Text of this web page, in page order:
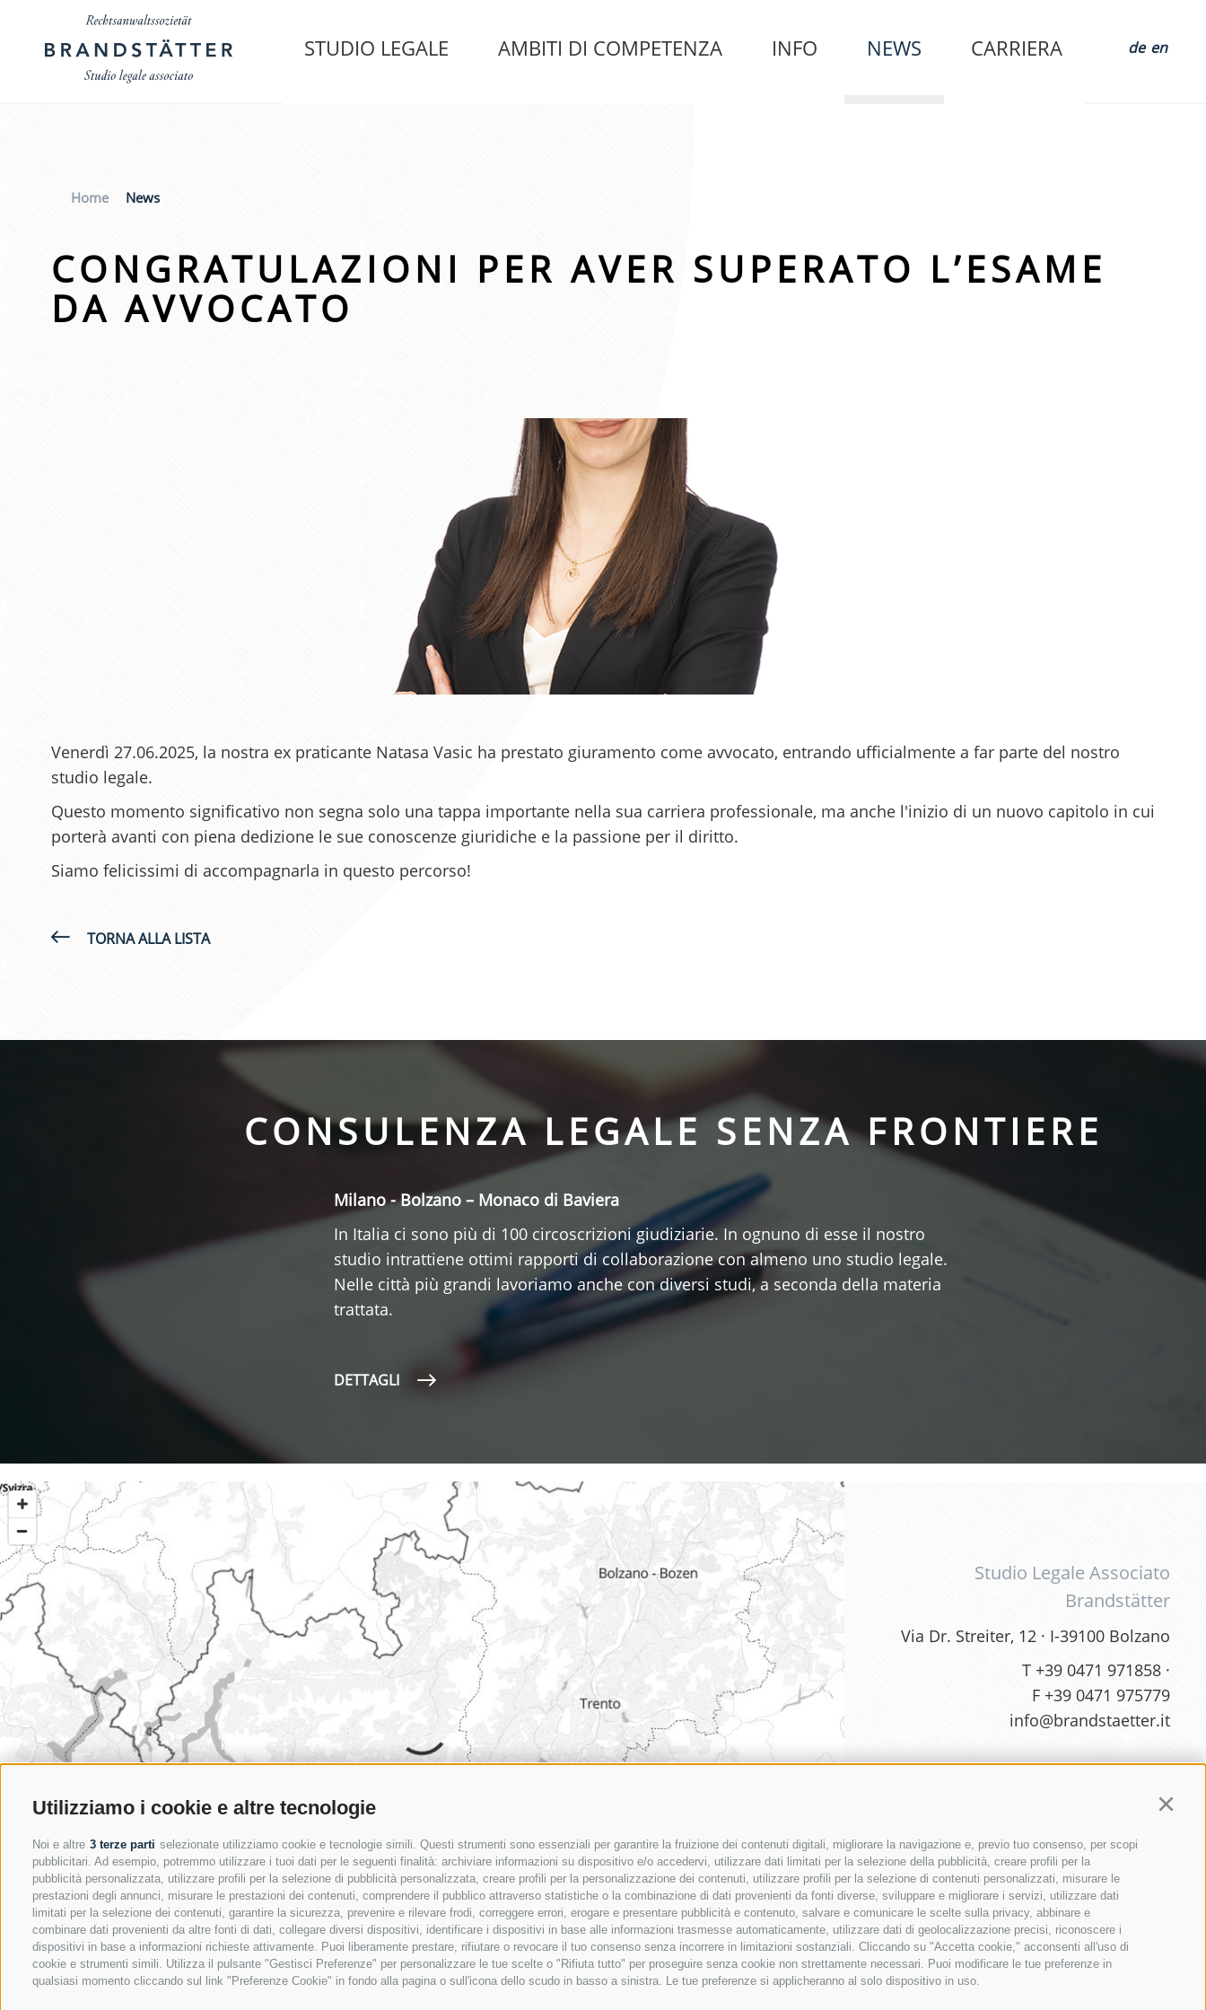
Utilizziamo i cookie e altre tecnologie
Noi e altre 3 terze parti selezionate utilizziamo cookie e tecnologie simili. Questi strumenti sono essenziali per garantire la fruizione dei contenuti digitali, migliorare la navigazione e, previo tuo consenso, per scopi
pubblicitari. Ad esempio, potremmo utilizzare i tuoi dati per le seguenti finalità: archiviare informazioni su dispositivo e/o accedervi, utilizzare dati limitati per la selezione della pubblicità, creare profili per la
pubblicità personalizzata, utilizzare profili per la selezione di pubblicità personalizzata, creare profili per la personalizzazione dei contenuti, utilizzare profili per la selezione di contenuti personalizzati, misurare le
prestazioni degli annunci, misurare le prestazioni dei contenuti, comprendere il pubblico attraverso statistiche o la combinazione di dati provenienti da fonti diverse, sviluppare e migliorare i servizi, utilizzare dati
limitati per la selezione dei contenuti, garantire la sicurezza, prevenire e rilevare frodi, correggere errori, erogare e presentare pubblicità e contenuto, salvare e comunicare le scelte sulla privacy, abbinare e
combinare dati provenienti da altre fonti di dati, collegare diversi dispositivi, identificare i dispositivi in base alle informazioni trasmesse automaticamente, utilizzare dati di geolocalizzazione precisi, riconoscere i
dispositivi in base a informazioni richieste attivamente. Puoi liberamente prestare, rifiutare o revocare il tuo consenso senza incorrere in limitazioni sostanziali. Cliccando su "Accetta cookie," acconsenti all'uso di
cookie e strumenti simili. Utilizza il pulsante "Gestisci Preferenze" per personalizzare le tue scelte o "Rifiuta tutto" per proseguire senza cookie non strettamente necessari. Puoi modificare le tue preferenze in
qualsiasi momento cliccando sul link "Preferenze Cookie" in fondo alla pagina o sull'icona dello scudo in basso a sinistra. Le tue preferenze si applicheranno al solo dispositivo in uso.
STUDIO LEGALE AMBITI DI COMPETENZA INFO NEWS CARRIERA de en
Home News
CONGRATULAZIONI PER AVER SUPERATO L’ESAME
DA AVVOCATO
Venerdì 27.06.2025, la nostra ex praticante Natasa Vasic ha prestato giuramento come avvocato, entrando ufficialmente a far parte del nostro
studio legale.
Questo momento significativo non segna solo una tappa importante nella sua carriera professionale, ma anche l'inizio di un nuovo capitolo in cui
porterà avanti con piena dedizione le sue conoscenze giuridiche e la passione per il diritto.
Siamo felicissimi di accompagnarla in questo percorso!
TORNA ALLA LISTA
CONSULENZA LEGALE SENZA FRONTIERE
Milano - Bolzano – Monaco di Baviera
In Italia ci sono più di 100 circoscrizioni giudiziarie. In ognuno di esse il nostro
studio intrattiene ottimi rapporti di collaborazione con almeno uno studio legale.
Nelle città più grandi lavoriamo anche con diversi studi, a seconda della materia
trattata.
DETTAGLI
© OpenMapTiles© OpenStreetMap contributors
Studio Legale Associato
Brandstätter
Via Dr. Streiter, 12 · I-39100 Bolzano
T +39 0471 971858·
F +39 0471 975779
info@brandstaetter.it